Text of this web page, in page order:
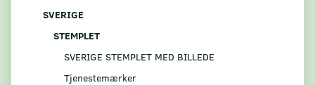
SVERIGE
STEMPLET
SVERIGE STEMPLET MED BILLEDE
Tjenestemærker